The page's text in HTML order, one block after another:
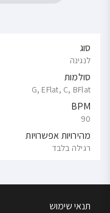
סוג
לנגינה
סולמות
G, EFlat, C, BFlat
BPM
90
מהירויות אפשרויות
רגילה בלבד
תנאי שימוש